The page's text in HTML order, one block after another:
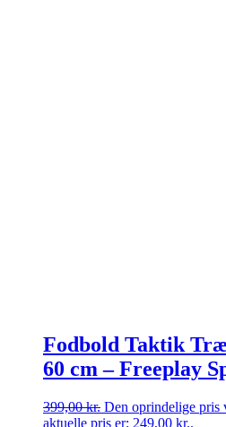
Fodbold Taktik
60 cm – Freeplay
399,00kr. Den oprindelige pris
aktuelle pris er: 249,00 kr..